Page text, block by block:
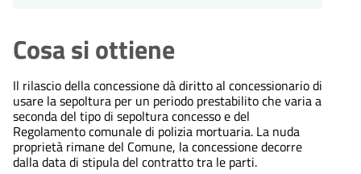
Cosa si ottiene
Il rilascio della concessione dà diritto al concessionario di
usare la sepoltura per un periodo prestabilito che varia a
seconda del tipo di sepoltura concesso e del
Regolamento comunale di polizia mortuaria. La nuda
proprietà rimane del Comune, la concessione decorre
dalla data di stipula del contratto tra le parti.